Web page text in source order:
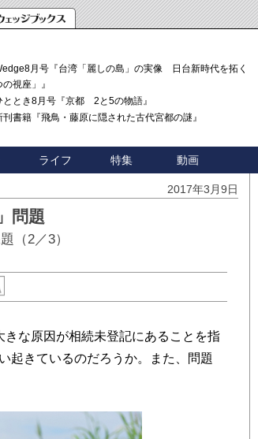
月号『台湾「麗しの島」の実像 日台新時代を拓く「3
の視座」』
ととき8月号『京都 2と5の物語』
刊書籍『飛鳥・藤原に隠された古代宮都の謎』
ライフ 特集 動画
2017年3月9日
問題
（2／3）
な原因が相続未登記にあることを指
起きているのだろうか。また、問題